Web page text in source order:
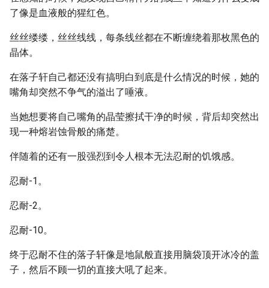
了像是血液般的猩红色。
丝丝缕缕，丝丝线线，每条线丝都在不断缠绕着那枚黑色的
晶体。
在落子轩自己都还没有搞明白到底是什么情况的时候，她的
嘴角却突然不争气的溢出了唾液。
当她想要将自己嘴角的晶莹擦拭干净的时候，背后却突然出
现一种熔岩蚀骨般的痛楚。
伴随着的还有一股强烈到令人根本无法忍耐的饥饿感。
忍耐-1。
忍耐-2。
忍耐-10。
终于忍耐不住的落子轩像是地鼠般直接用脑袋顶开冰冷的盖
子，然后不顾一切的直接大吼了起来。